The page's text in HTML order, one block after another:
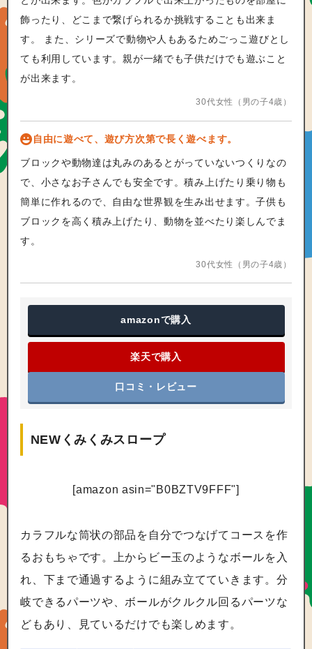
飾ったり、どこまで繋げられるか挑戦することも出来ま
す。 また、シリーズで動物や人もあるためごっこ遊びとし
ても利用しています。親が一緒でも子供だけでも遊ぶこと
が出来ます。
30代女性（男の子4歳）
自由に遊べて、遊び方次第で長く遊べます。
ブロックや動物達は丸みのあるとがっていないつくりなの
で、小さなお子さんでも安全です。積み上げたり乗り物も
簡単に作れるので、自由な世界観を生み出せます。子供も
ブロックを高く積み上げたり、動物を並べたり楽しんでま
す。
30代女性（男の子4歳）
amazonで購入
楽天で購入
口コミ・レビュー
NEWくみくみスロープ
[amazon asin="B0BZTV9FFF"]
カラフルな筒状の部品を自分でつなげてコースを作
るおもちゃです。上からビー玉のようなボールを入
れ、下まで通過するように組み立てていきます。分
岐できるパーツや、ボールがクルクル回るパーツな
どもあり、見ているだけでも楽しめます。